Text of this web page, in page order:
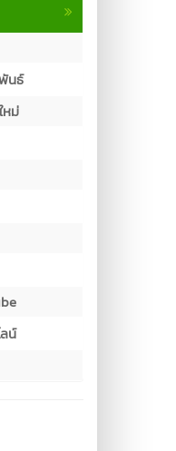
นธ์
หม่
น์